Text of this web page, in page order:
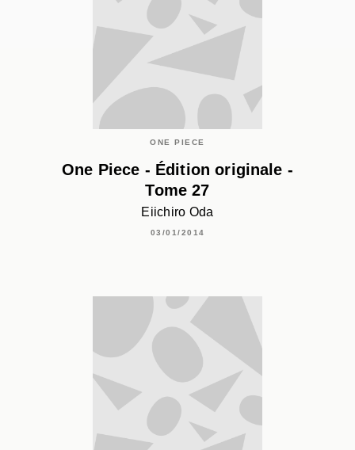
ONE PIECE
One Piece - Édition originale -
Tome 27
Eiichiro Oda
03/01/2014